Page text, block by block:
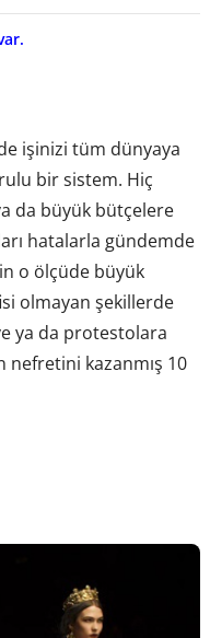
işinizi tüm dünyaya
bir sistem. Hiç
da büyük bütçelere
hatalarla gündemde
o ölçüde büyük
olmayan şekillerde
ya da protestolara
nefretini kazanmış 10